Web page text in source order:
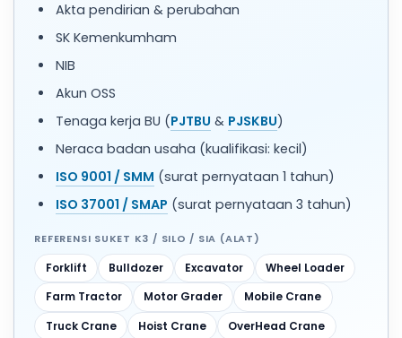
Akta pendirian & perubahan
SK Kemenkumham
NIB
Akun OSS
Tenaga kerja BU (PJTBU & PJSKBU)
Neraca badan usaha (kualifikasi: kecil)
ISO 9001 / SMM (surat pernyataan 1 tahun)
ISO 37001 / SMAP (surat pernyataan 3 tahun)
REFERENSI SUKET K3 / SILO / SIA (ALAT)
Forklift Bulldozer Excavator
Wheel Loader
Farm Tractor
Motor Grader
Mobile Crane
Truck Crane
Hoist Crane
OverHead Crane